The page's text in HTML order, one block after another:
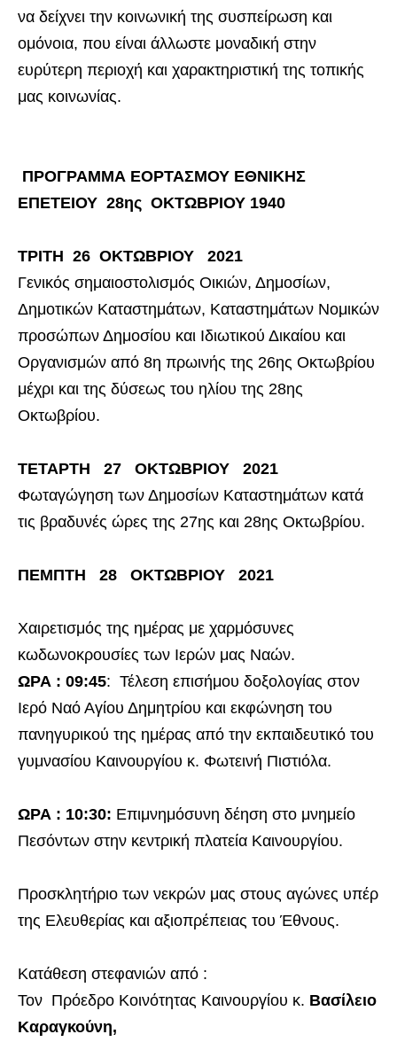
να δείχνει την κοινωνική της συσπείρωση και
ομόνοια, που είναι άλλωστε μοναδική στην
ευρύτερη περιοχή και χαρακτηριστική της τοπικής
μας κοινωνίας.
ΠΡΟΓΡΑΜΜΑ ΕΟΡΤΑΣΜΟΥ ΕΘΝΙΚΗΣ
ΕΠΕΤΕΙΟΥ 28ης ΟΚΤΩΒΡΙΟΥ 1940
ΤΡΙΤΗ 26 ΟΚΤΩΒΡΙΟΥ 2021
Γενικός σημαιοστολισμός Οικιών, Δημοσίων,
Δημοτικών Καταστημάτων, Καταστημάτων Νομικών
προσώπων Δημοσίου και Ιδιωτικού Δικαίου και
Οργανισμών από 8η πρωινής της 26ης Οκτωβρίου
μέχρι και της δύσεως του ηλίου της 28ης
Οκτωβρίου.
ΤΕΤΑΡΤΗ 27 ΟΚΤΩΒΡΙΟΥ 2021
Φωταγώγηση των Δημοσίων Καταστημάτων κατά
τις βραδυνές ώρες της 27ης και 28ης Οκτωβρίου.
ΠΕΜΠΤΗ 28 ΟΚΤΩΒΡΙΟΥ 2021
Χαιρετισμός της ημέρας με χαρμόσυνες
κωδωνοκρουσίες των Ιερών μας Ναών.
ΩΡΑ : 09:45: Τέλεση επισήμου δοξολογίας στον
Ιερό Ναό Αγίου Δημητρίου και εκφώνηση του
πανηγυρικού της ημέρας από την εκπαιδευτικό του
γυμνασίου Καινουργίου κ. Φωτεινή Πιστιόλα.
ΩΡΑ : 10:30: Επιμνημόσυνη δέηση στο μνημείο
Πεσόντων στην κεντρική πλατεία Καινουργίου.
Προσκλητήριο των νεκρών μας στους αγώνες υπέρ
της Ελευθερίας και αξιοπρέπειας του Έθνους.
Κατάθεση στεφανιών από :
Τον Πρόεδρο Κοινότητας Καινουργίου κ. Βασίλειο
Καραγκούνη,